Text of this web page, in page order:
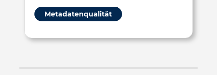
Metadatenqualität